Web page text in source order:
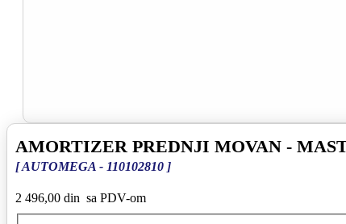
AMORTIZER PREDNJI MOVAN -
[ AUTOMEGA - 110102810 ]
2 496,00 din sa PDV-om